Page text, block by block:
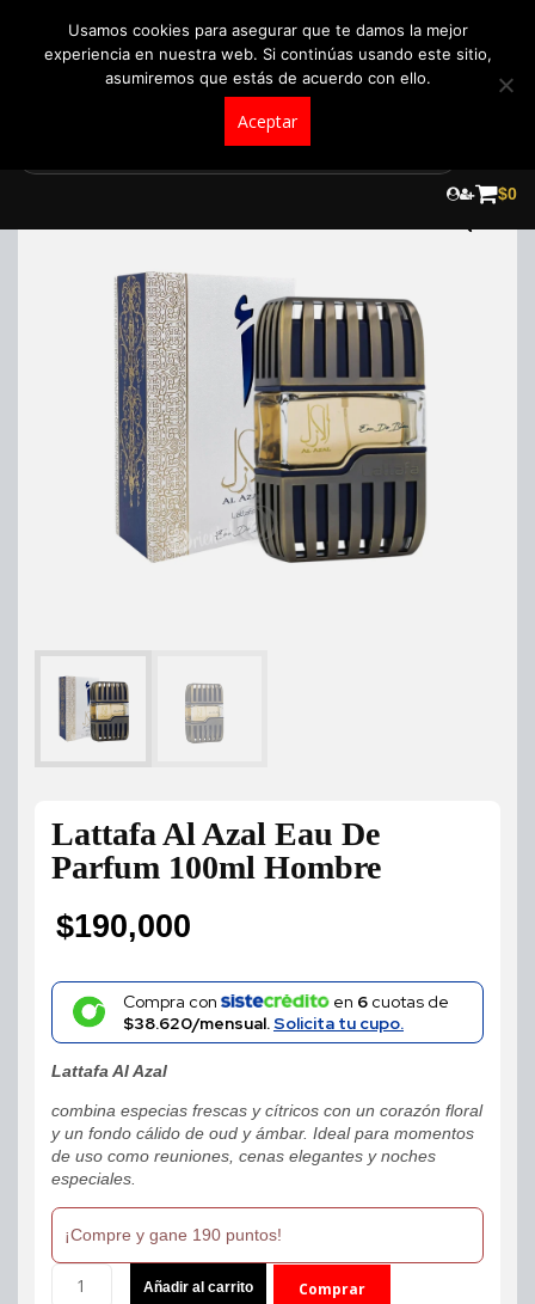
$0
Lattafa Al Azal Eau De
Parfum 100ml Hombre
$190,000
Compra con en 6cuotas de
$38.620/mensual.Solicita tu cupo.
Lattafa Al Azal
combina especias frescas y cítricos con un corazón floral
y un fondo cálido de oud y ámbar. Ideal para momentos
de uso como reuniones, cenas elegantes y noches
especiales.
¡Compre y gane 190 puntos!
Añadir al carrito Comprar
Usamos cookies para asegurar que te damos la mejor
experiencia en nuestra web. Si continúas usando este sitio,
asumiremos que estás de acuerdo con ello.
Aceptar